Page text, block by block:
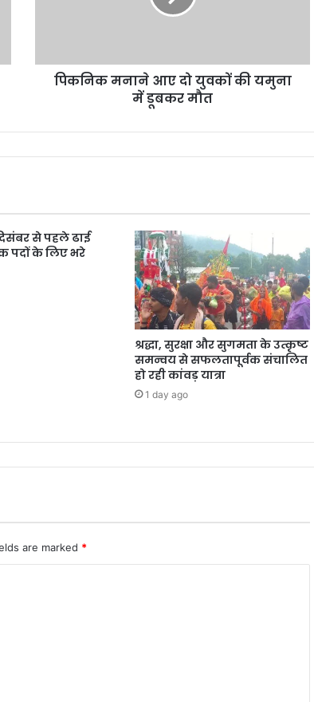
पिकनिक मनाने आए दो युवकों की यमुना
में डूबकर मौत
से पहले ढाई
पदों के लिए भरे
श्रद्धा, सुरक्षा और सुगमता के उत्कृष्ट
समन्वय से सफलतापूर्वक संचालित
हो रही कांवड़ यात्रा
1 day ago
are marked *